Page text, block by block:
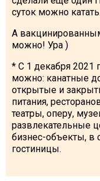
суток можно катать.
А
можно! Ура )
* С 1 декабря 2021
можно: канатные
открытые и
питания,
театры, оперу,
развлекательные
бизнес-объекты, в
гостиницы.